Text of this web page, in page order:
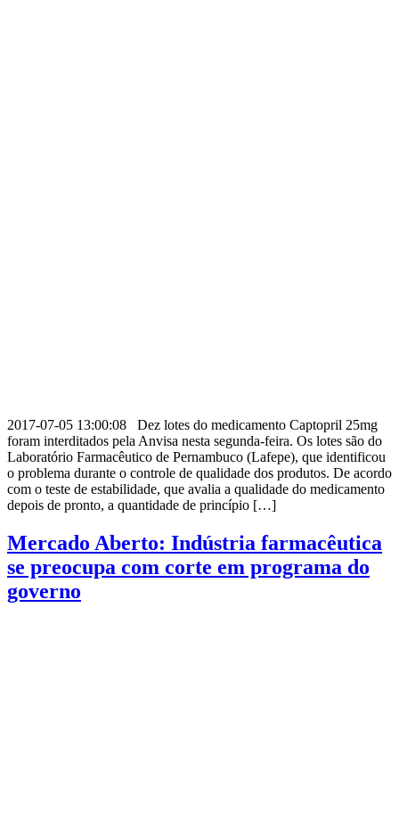
2017-07-05 13:00:08 Dez lotes do medicamento Captopril 25mg
foram interditados pela Anvisa nesta segunda-feira. Os lotes são do
Laboratório Farmacêutico de Pernambuco (Lafepe), que identificou
o problema durante o controle de qualidade dos produtos. De acordo
com o teste de estabilidade, que avalia a qualidade do medicamento
depois de pronto, a quantidade de princípio […]
Mercado Aberto: Indústria farmacêutica
se preocupa com corte em programa do
governo